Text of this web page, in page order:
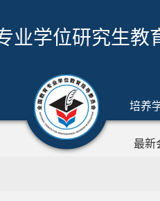
业学位研究生教
培养
最新